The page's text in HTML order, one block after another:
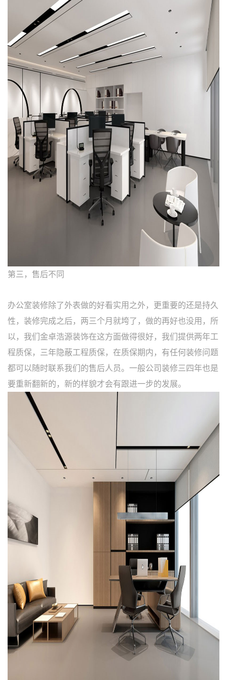
第三，售后不同
办公室装修除了外表做的好看实用之外，更重要的还是持久
性，装修完成之后，两三个月就垮了，做的再好也没用，所
以，我们金卓浩源装饰在这方面做得很好，我们提供两年工
程质保，三年隐蔽工程质保，在质保期内，有任何装修问题
都可以随时联系我们的售后人员。一般公司装修三四年也是
要重新翻新的，新的样貌才会有跟进一步的发展。